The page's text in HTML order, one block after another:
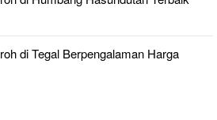
di Tegal Berpengalaman Harga